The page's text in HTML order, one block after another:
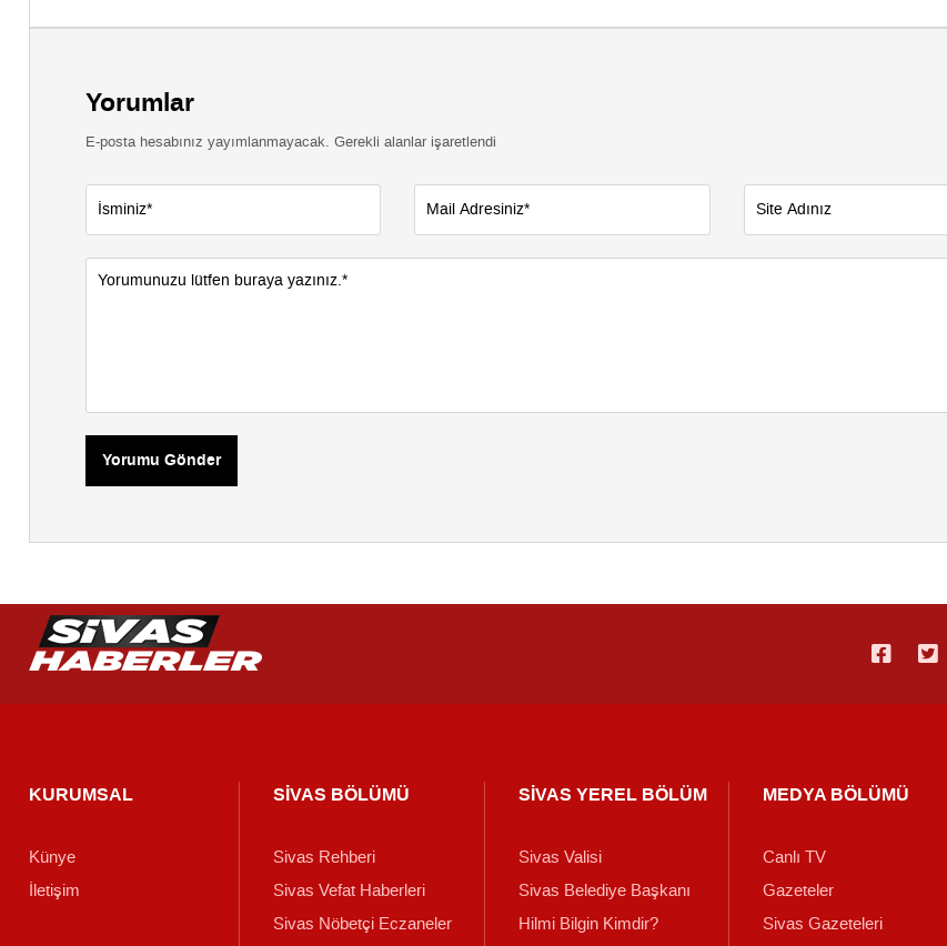
Yorumlar
E-posta hesabınız yayımlanmayacak. Gerekli alanlar işaretlendi
Yorumu Gönder
KURUMSAL
Künye
İletişim
SİVAS BÖLÜMÜ
Sivas Rehberi
Sivas Vefat Haberleri
Sivas Nöbetçi Eczaneler
SİVAS YEREL BÖLÜM
Sivas Valisi
Sivas Belediye Başkanı
Hilmi Bilgin Kimdir?
MEDYA BÖLÜMÜ
Canlı TV
Gazeteler
Sivas Gazeteleri